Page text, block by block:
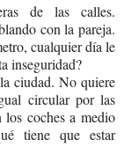
de las calles.
con la pareja.
cualquier día le
inseguridad?
ciudad. No quiere
circular por las
los coches a medio
tiene que estar